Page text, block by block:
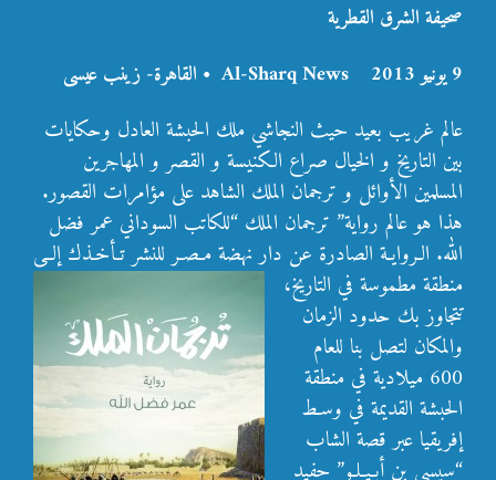
صحيفة الشرق القطرية
9 يونيو 2013 Al-Sharq News • القاهرة- زينب عيسى
عالم غريب بعيد حيث النجاشي ملك الحبشة العادل وحكايات
بين التاريخ و الخيال صراع الكنيسة و القصر و المهاجرين
المسلمين الأوائل و ترجمان الملك الشاهد على مؤامرات القصور.
هذا هو عالم رواية” ترجمان الملك “للكاتب السوداني عمر فضل
الله. الـروايـة الصادرة عن دارنهضة مـصـر للنشر تـأخـذك إلــى
منطقة مطموسة في التاريخ،
تتجاوز بك حدود الزمان
والمكان لتصل بنا للعام
600 ميلادية في منطقة
الحبشة القديمة في وسـط
إفريقيا عبر قصة الشاب
“سيسي بن أبـيـلـو” حفيد